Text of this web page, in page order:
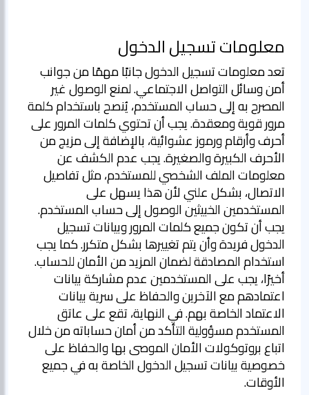
معلومات تسجيل الدخول
تعد معلومات تسجيل الدخول جانبًا مهمًا من جوانب
أمن وسائل التواصل الاجتماعي. لمنع الوصول غير
المصرح به إلى حساب المستخدم، يُنصح باستخدام كلمة
مرور قوية ومعقدة. يجب أن تحتوي كلمات المرور على
أحرف وأرقام ورموز عشوائية، بالإضافة إلى مزيج من
الأحرف الكبيرة والصغيرة. يجب عدم الكشف عن
معلومات الملف الشخصي للمستخدم، مثل تفاصيل
الاتصال، بشكل علني لأن هذا يسهل على
المستخدمين الخبيثين الوصول إلى حساب المستخدم.
يجب أن تكون جميع كلمات المرور وبيانات تسجيل
الدخول فريدة وأن يتم تغييرها بشكل متكرر. كما يجب
استخدام المصادقة لضمان المزيد من الأمان للحساب.
أخيرًا، يجب على المستخدمين عدم مشاركة بيانات
اعتمادهم مع الآخرين والحفاظ على سرية بيانات
الاعتماد الخاصة بهم. في النهاية، تقع على عاتق
المستخدم مسؤولية التأكد من أمان حساباته من خلال
اتباع بروتوكولات الأمان الموصى بها والحفاظ على
خصوصية بيانات تسجيل الدخول الخاصة به في جميع
الأوقات.